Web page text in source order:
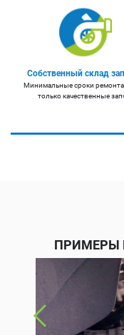
Собственный склад
Минимальные сроки ремонта
только качественные
ПРИМЕРЫ